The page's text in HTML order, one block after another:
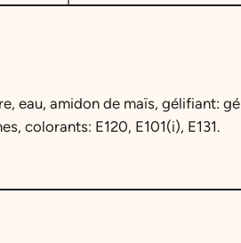
eau, amidon de maïs, gélifiant:
colorants: E120, E101(i), E131.